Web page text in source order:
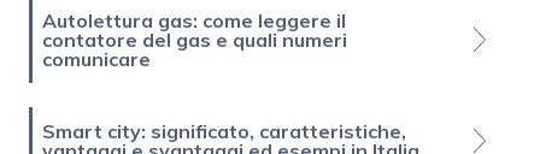
Autolettura gas: come leggere il
contatore del gas e quali numeri
comunicare
Smart city: significato, caratteristiche,